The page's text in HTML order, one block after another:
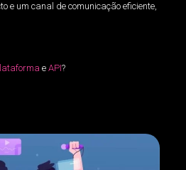
e um canal de comunicação eficiente,
e API?